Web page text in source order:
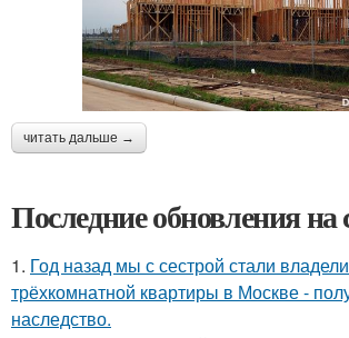
читать дальше →
Последние обновления на
1. Год назад мы с сестрой стали
трёхкомнатной квартиры в Москве -
наследство.